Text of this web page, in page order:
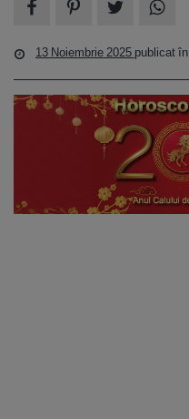
13 Noiembrie 2025 publicat în